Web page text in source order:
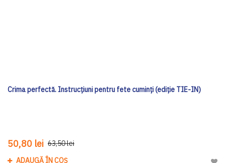
Crima perfectă. Instrucțiuni pentru fete cuminți (ediție TIE-IN)
50,80 lei 63,50 lei
ADAUGĂ ÎN COȘ